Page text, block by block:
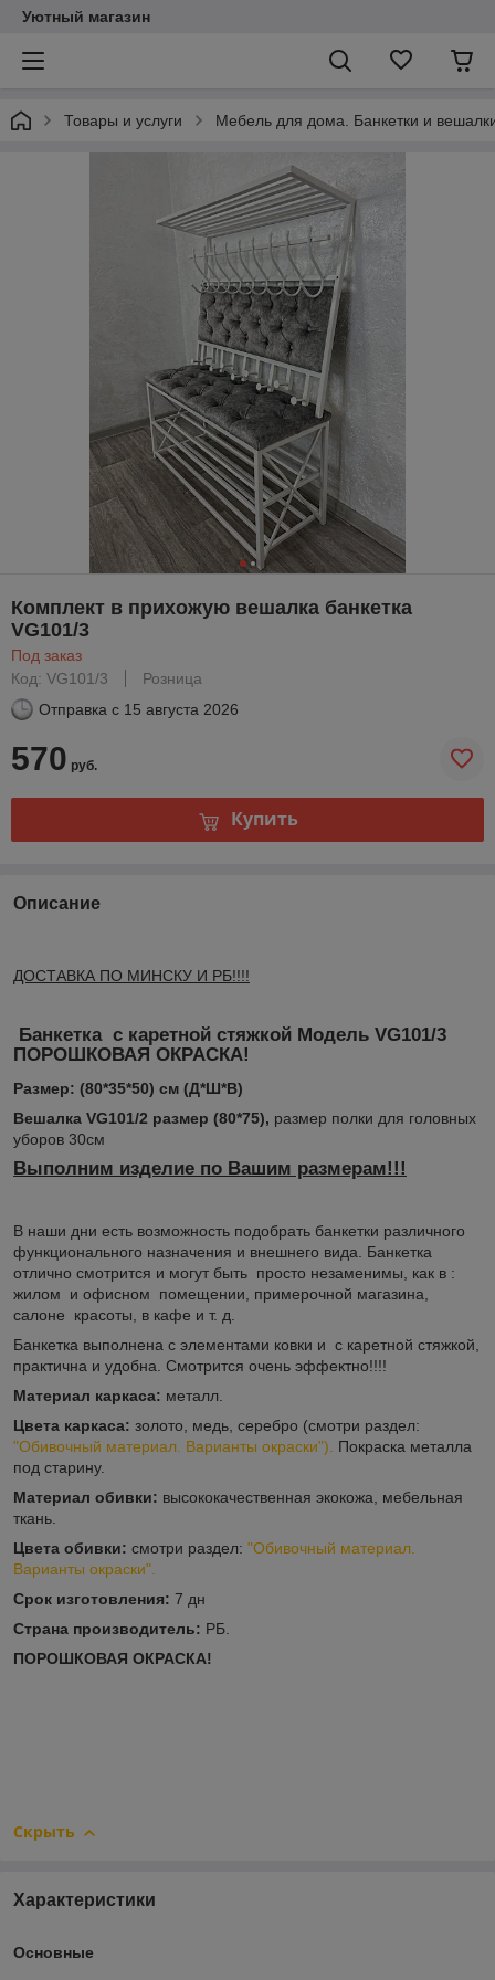
Уютный магазин
Товары и услуги Мебель для дома. Банкетки и
Комплект в прихожую вешалка банкетка
VG101/3
Под заказ
Код: VG101/3
Розница
Отправка с 15 августа 2026
570 руб.
Купить
Описание
ДОСТАВКА ПО МИНСКУ И РБ!!!!
Банкетка с каретной стяжкой Модель VG101/3
ПОРОШКОВАЯ ОКРАСКА!
Размер: (80*35*50) см (Д*Ш*В)
Вешалка VG101/2 размер (80*75), размер полки для головных
уборов 30см
Выполним изделие по Вашим размерам!!!
В наши дни есть возможность подобрать банкетки различного
функционального назначения и внешнего вида. Банкетка
отлично смотрится и могут быть просто незаменимы, как в :
жилом и офисном помещении, примерочной магазина,
салоне красоты, в кафе и т. д.
Банкетка выполнена с элементами ковки и с каретной стяжкой,
практична и удобна. Смотрится очень эффектно!!!!
Материал каркаса: металл.
Цвета каркаса: золото, медь, серебро (смотри раздел:
"Обивочный материал. Варианты окраски"). Покраска металла
под старину.
Материал обивки: высококачественная экокожа, мебельная
ткань.
Цвета обивки: смотри раздел: "Обивочный материал.
Варианты окраски".
Срок изготовления: 7 дн
Страна производитель: РБ.
ПОРОШКОВАЯ ОКРАСКА!
Скрыть
Характеристики
Основные